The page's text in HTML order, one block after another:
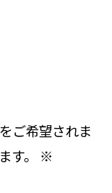
ご希望されま
す。 ※